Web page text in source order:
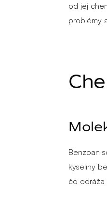
od jej
problémy
Benzoan
kyseliny
čo